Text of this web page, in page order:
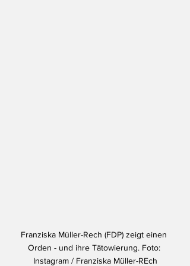
Franziska Müller-Rech (FDP) zeigt einen
Orden - und ihre Tätowierung. Foto:
Instagram / Franziska Müller-REch